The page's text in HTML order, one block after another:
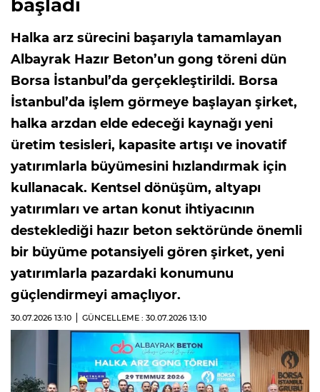
başladı
Halka arz sürecini başarıyla tamamlayan
Albayrak Hazır Beton’un gong töreni dün
Borsa İstanbul’da gerçekleştirildi. Borsa
İstanbul’da işlem görmeye başlayan şirket,
halka arzdan elde edeceği kaynağı yeni
üretim tesisleri, kapasite artışı ve inovatif
yatırımlarla büyümesini hızlandırmak için
kullanacak. Kentsel dönüşüm, altyapı
yatırımları ve artan konut ihtiyacının
desteklediği hazır beton sektöründe önemli
bir büyüme potansiyeli gören şirket, yeni
yatırımlarla pazardaki konumunu
güçlendirmeyi amaçlıyor.
30.07.2026 13:10 GÜNCELLEME : 30.07.2026 13:10